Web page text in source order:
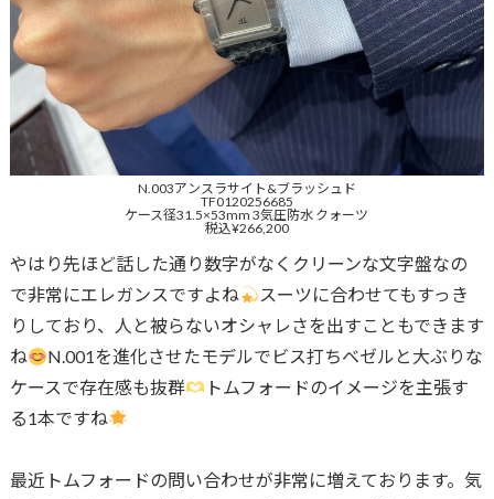
N.003アンスラサイト&ブラッシュド
TF0120256685
ケース径31.5×53mm 3気圧防水 クォーツ
税込¥266,200
やはり先ほど話した通り数字がなくクリーンな文字盤なの
で非常にエレガンスですよね
スーツに合わせてもすっき
りしており、人と被らないオシャレさを出すこともできます
ね
N.001を進化させたモデルでビス打ちベゼルと大ぶりな
ケースで存在感も抜群
トムフォードのイメージを主張す
る1本ですね
最近トムフォードの問い合わせが非常に増えております。気